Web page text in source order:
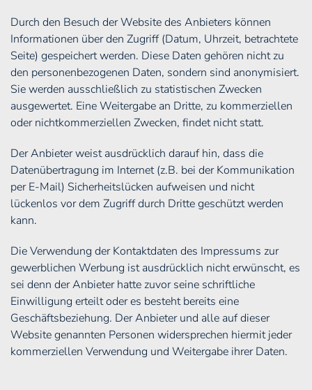
Durch den Besuch der Website des Anbieters können
Informationen über den Zugriff (Datum, Uhrzeit, betrachtete
Seite) gespeichert werden. Diese Daten gehören nicht zu
den personenbezogenen Daten, sondern sind anonymisiert.
Sie werden ausschließlich zu statistischen Zwecken
ausgewertet. Eine Weitergabe an Dritte, zu kommerziellen
oder nichtkommerziellen Zwecken, findet nicht statt.
Der Anbieter weist ausdrücklich darauf hin, dass die
Datenübertragung im Internet (z.B. bei der Kommunikation
per E-Mail) Sicherheitslücken aufweisen und nicht
lückenlos vor dem Zugriff durch Dritte geschützt werden
kann.
Die Verwendung der Kontaktdaten des Impressums zur
gewerblichen Werbung ist ausdrücklich nicht erwünscht, es
sei denn der Anbieter hatte zuvor seine schriftliche
Einwilligung erteilt oder es besteht bereits eine
Geschäftsbeziehung. Der Anbieter und alle auf dieser
Website genannten Personen widersprechen hiermit jeder
kommerziellen Verwendung und Weitergabe ihrer Daten.